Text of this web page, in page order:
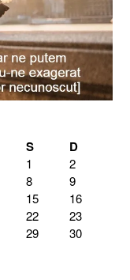
S D
1
2
8
9
15
16
22
23
29
30